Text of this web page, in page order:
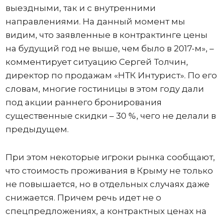
выездными, так и с внутренними
направлениями. На данный момент мы
видим, что заявленные в контрактинге цены
на будущий год не выше, чем было в 2017-м», –
комментирует ситуацию Сергей Толчин,
директор по продажам «НТК Интурист». По его
словам, многие гостиницы в этом году дали
под акции раннего бронирования
существенные скидки – 30 %, чего не делали в
предыдущем.
При этом некоторые игроки рынка сообщают,
что стоимость проживания в Крыму не только
не повышается, но в отдельных случаях даже
снижается. Причем речь идет не о
спецпредложениях, а контрактных ценах на